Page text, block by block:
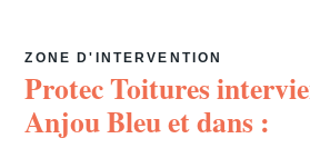
ZONE D'INTERVENTION
Protec Toitures
Anjou Bleuet dans :